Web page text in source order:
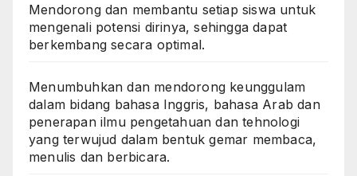
Mendorong dan membantu setiap siswa untuk
mengenali potensi dirinya, sehingga dapat
berkembang secara optimal.
Menumbuhkan dan mendorong keunggulam
dalam bidang bahasa Inggris, bahasa Arab dan
penerapan ilmu pengetahuan dan tehnologi
yang terwujud dalam bentuk gemar membaca,
menulis dan berbicara.